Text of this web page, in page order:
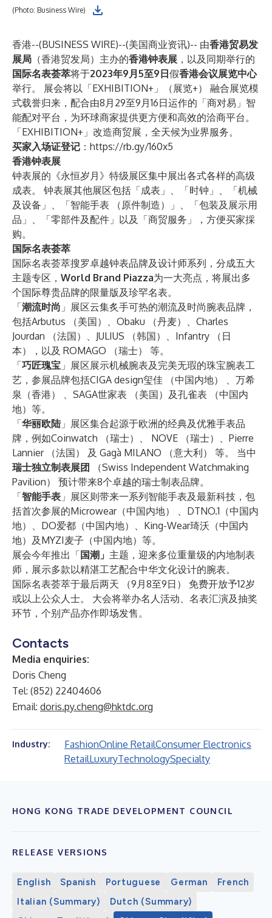
(Photo: Business Wire)
香港--(BUSINESS WIRE)--(美国商业资讯)-- 由香港贸易发
展局 （香港贸发局）主办的香港钟表展 ，以及同期举行的
国际名表荟萃将于2023年9月5至9日假香港会议展览中心
举行。 展会将以「EXHIBITION+」（展览+） 融合展览模
式载誉归来，配合由8月29至9月16日运作的「商对易」智
能配对平台，为环球商家提供更方便和高效的洽商平台。
「EXHIBITION+」改造商贸展，全天候为业界服务。
买家入场证登记 ： https://rb.gy/160x5
香港钟表展
钟表展的《永恒岁月》特级展区集中展出各式各样的高级
成表。 钟表展其他展区包括「成表」、「时钟」、「机械
及设备」、「智能手表 （原件制造）」、「包装及展示用
品」、「零部件及配件」以及「商贸服务」，方便买家採
购。
国际名表荟萃
国际名表荟萃搜罗卓越钟表品牌及设计师系列，分成五大
主题专区， World Brand Piazza为一大亮点，将展出多
个国际尊贵品牌的限量版及珍罕名表。
「潮流时尚 」展区云集炙手可热的潮流及时尚腕表品牌，
包括Arbutus （美国）、Obaku （丹麦）、Charles
Jourdan （法国）、JULIUS （韩国）、Infantry （日
本），以及 ROMAGO （瑞士） 等。
「巧匠瑰宝 」展区展示机械腕表及完美无瑕的珠宝腕表工
艺，参展品牌包括CIGA design玺佳 （中国内地） 、万希
泉（香港） 、SAGA世家表 （美国）及孔雀表 （中国内
地）等。
「华丽欧陆」展区集合起源于欧洲的经典及优雅手表品
牌，例如Coinwatch （瑞士）、 NOVE （瑞士）、Pierre
Lannier （法国） 及 Gagà MILANO （意大利） 等。 当中
瑞士独立制表展团
（Swiss Independent Watchmaking
Pavilion） 预计带来8个卓越的瑞士制表品牌。
「智能手表 」展区则带来一系列智能手表及最新科技，包
括首次参展的Microwear（中国内地） 、DTNO.1（中国内
地）、DO爱都（中国内地）、King-Wear琦沃（中国内
地）及MYZI麦子（中国内地）等。
展会今年推出「 国潮」 主题，迎来多位重量级的内地制表
师，展示多款以精湛工艺配合中华文化设计的腕表。
国际名表荟萃于最后两天 （9月8至9日） 免费开放予12岁
或以上公众人士。 大会将举办名人活动、名表汇演及抽奖
环节，个别产品亦作即场发售。
Contacts
Media enquiries:
Doris Cheng
Tel: (852) 22404606
Email: doris.py.cheng@hktdc.org
Industry: FashionOnline RetailConsumer Electronics
RetailLuxuryTechnologySpecialty
HONG KONG TRADE DEVELOPMENT COUNCIL
RELEASE VERSIONS
English Spanish Portuguese German
French
Italian (Summary)
Dutch (Summary)